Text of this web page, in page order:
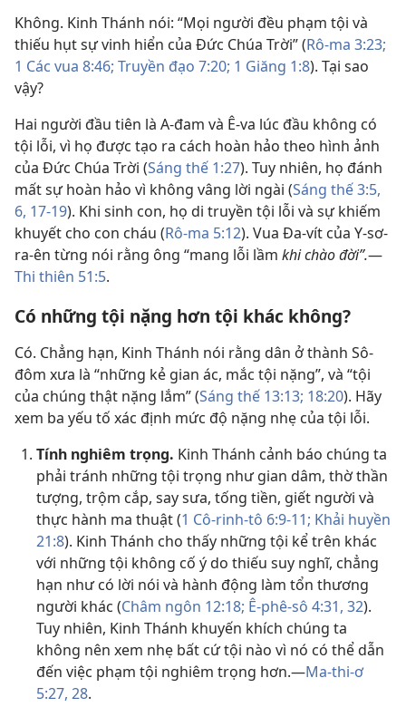
Không. Kinh Thánh nói: “Mọi người đều phạm tội và
thiếu hụt sự vinh hiển của Đức Chúa Trời” (Rô-ma 3:23;
1 Các vua 8:46; Truyền đạo 7:20; 1 Giăng 1:8). Tại sao
vậy?
Hai người đầu tiên là A-đam và Ê-va lúc đầu không có
tội lỗi, vì họ được tạo ra cách hoàn hảo theo hình ảnh
của Đức Chúa Trời (Sáng thế 1:27). Tuy nhiên, họ đánh
mất sự hoàn hảo vì không vâng lời ngài (Sáng thế 3:5,
6, 17-19). Khi sinh con, họ di truyền tội lỗi và sự khiếm
khuyết cho con cháu (Rô-ma 5:12). Vua Đa-vít của Y-sơ-
ra-ên từng nói rằng ông “mang lỗi lầm khi chào đời”.​—
Thi thiên 51:5.
Có những tội nặng hơn tội khác không?
Có. Chẳng hạn, Kinh Thánh nói rằng dân ở thành Sô-
đôm xưa là “những kẻ gian ác, mắc tội nặng”, và “tội
của chúng thật nặng lắm” (Sáng thế 13:13; 18:20). Hãy
xem ba yếu tố xác định mức độ nặng nhẹ của tội lỗi.
Tính nghiêm trọng. Kinh Thánh cảnh báo chúng ta
phải tránh những tội trọng như gian dâm, thờ thần
tượng, trộm cắp, say sưa, tống tiền, giết người và
thực hành ma thuật (1 Cô-rinh-tô 6:​9-​11; Khải huyền
21:8). Kinh Thánh cho thấy những tội kể trên khác
với những tội không cố ý do thiếu suy nghĩ, chẳng
hạn như có lời nói và hành động làm tổn thương
người khác (Châm ngôn 12:18; Ê-phê-sô 4:31, 32).
Tuy nhiên, Kinh Thánh khuyến khích chúng ta
không nên xem nhẹ bất cứ tội nào vì nó có thể dẫn
đến việc phạm tội nghiêm trọng hơn.​—Ma-thi-ơ
5:27, 28.